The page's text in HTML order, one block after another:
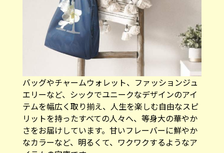
バッグやチャームウォレット、ファッションジュ
エリーなど、シックでユニークなデザインのアイ
テムを幅広く取り揃え、人生を楽しむ自由なスピ
リットを持ったすべての人々へ、等身大の華やか
さをお届けしています。甘いフレーバーに鮮やか
なカラーなど、明るくて、ワクワクするようなア